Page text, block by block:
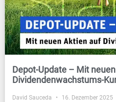
Depot-Update – Mit
Dividendenwachstums-
David Sauceda 16. Dezember 2025